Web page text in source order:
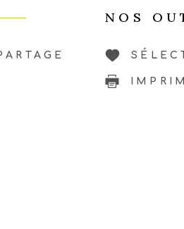
NOS